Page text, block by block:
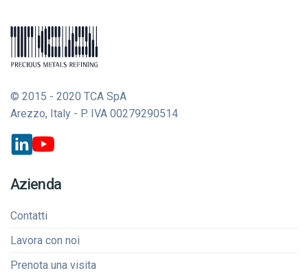
© 2015 - 2020 TCA SpA
Arezzo, Italy - P. IVA 00279290514
Azienda
Contatti
Lavora con noi
Prenota una visita